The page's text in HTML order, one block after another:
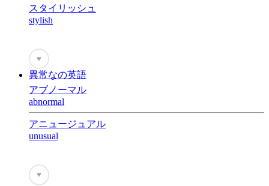
スタイリッシュ
stylish
♥
異常なの英語
アブノーマル
abnormal
アニュージュアル
unusual
♥